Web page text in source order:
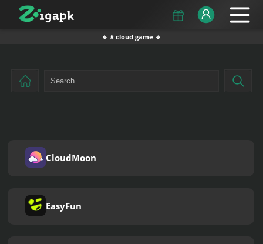
🔹 # cloud game 🔹
CloudMoon
EasyFun